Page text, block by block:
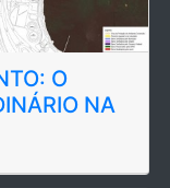
O
NA